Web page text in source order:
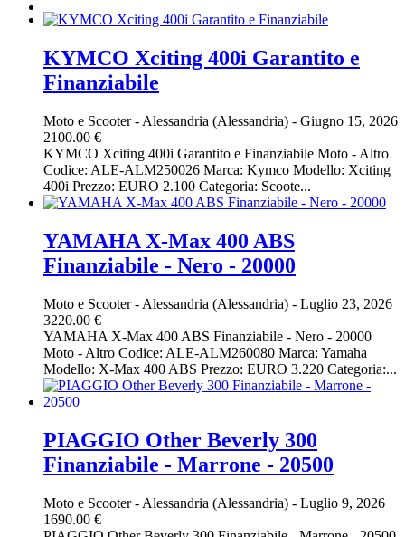
KYMCO Xciting 400i Garantito e
Finanziabile
Moto e Scooter- Alessandria (Alessandria) - Giugno 15, 2026
2100.00 €
KYMCO Xciting 400i Garantito e Finanziabile Moto - Altro
Codice: ALE-ALM250026 Marca: Kymco Modello: Xciting
400i Prezzo: EURO 2.100 Categoria: Scoote...
YAMAHA X-Max 400 ABS
Finanziabile - Nero - 20000
Moto e Scooter- Alessandria (Alessandria) - Luglio 23, 2026
3220.00 €
YAMAHA X-Max 400 ABS Finanziabile - Nero - 20000
Moto - Altro Codice: ALE-ALM260080 Marca: Yamaha
Modello: X-Max 400 ABS Prezzo: EURO 3.220 Categoria:...
PIAGGIO Other Beverly 300
Finanziabile - Marrone - 20500
Moto e Scooter- Alessandria (Alessandria) - Luglio 9, 2026
1690.00 €